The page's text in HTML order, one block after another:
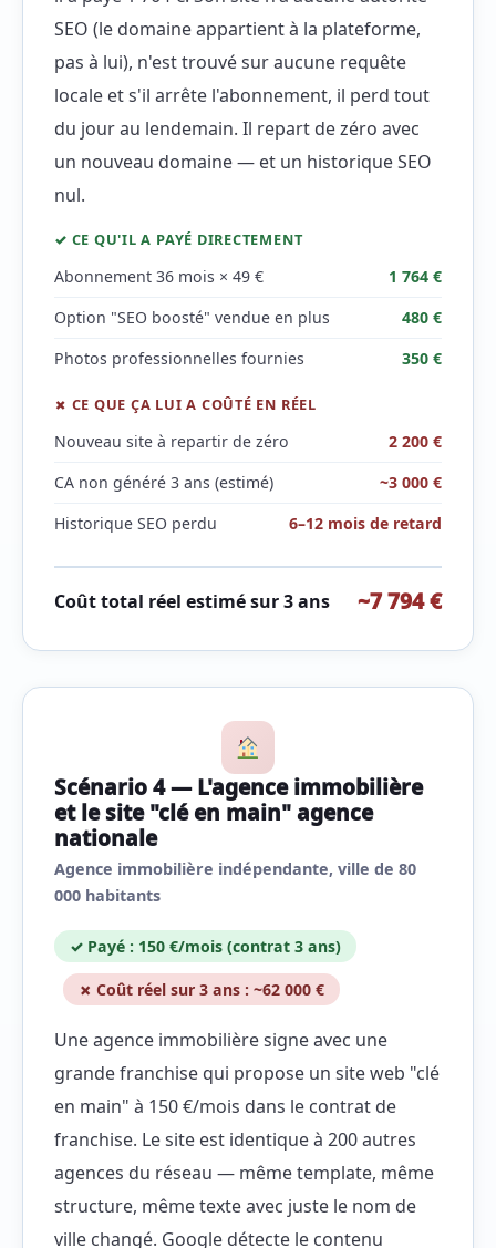
SEO (le domaine appartient à la plateforme,
pas à lui), n'est trouvé sur aucune requête
locale et s'il arrête l'abonnement, il perd tout
du jour au lendemain. Il repart de zéro avec
un nouveau domaine — et un historique SEO
nul.
✓ CE QU'IL A PAYÉ DIRECTEMENT
Abonnement 36 mois × 49 €
1 764 €
Option "SEO boosté" vendue en plus
480 €
Photos professionnelles fournies
350 €
✗ CE QUE ÇA LUI A COÛTÉ EN RÉEL
Nouveau site à repartir de zéro
2 200 €
CA non généré 3 ans (estimé)
~3 000 €
Historique SEO perdu
6–12 mois de retard
Coût total réel estimé sur 3 ans ~7 794 €
Scénario 4 — L'agence immobilière
et le site "clé en main" agence
nationale
Agence immobilière indépendante, ville de 80
000 habitants
✓ Payé : 150 €/mois (contrat 3 ans)
✗ Coût réel sur 3 ans : ~62 000 €
Une agence immobilière signe avec une
grande franchise qui propose un site web "clé
en main" à 150 €/mois dans le contrat de
franchise. Le site est identique à 200 autres
agences du réseau — même template, même
structure, même texte avec juste le nom de
ville changé. Google détecte le contenu